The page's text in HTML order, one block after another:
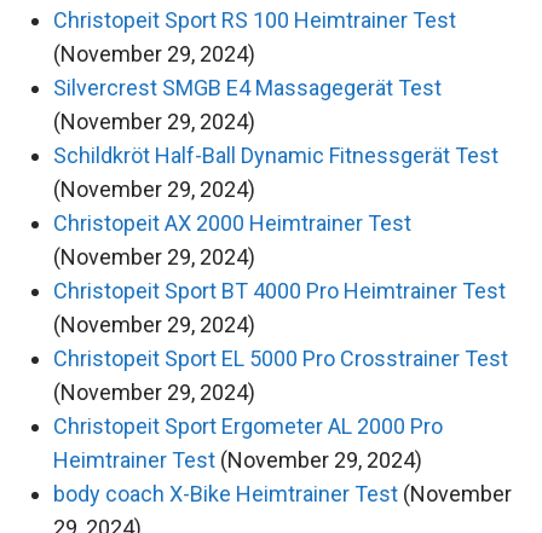
Christopeit Sport RS 100 Heimtrainer Test
(November 29, 2024)
Silvercrest SMGB E4 Massagegerät Test
(November 29, 2024)
Schildkröt Half-Ball Dynamic Fitnessgerät Test
(November 29, 2024)
Christopeit AX 2000 Heimtrainer Test
(November 29, 2024)
Christopeit Sport BT 4000 Pro Heimtrainer Test
(November 29, 2024)
Christopeit Sport EL 5000 Pro Crosstrainer Test
(November 29, 2024)
Christopeit Sport Ergometer AL 2000 Pro
Heimtrainer Test (November 29, 2024)
body coach X-Bike Heimtrainer Test (November
29, 2024)